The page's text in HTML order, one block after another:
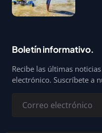
Boletín informativo.
Recibe las últimas
electrónico. Suscríbete a